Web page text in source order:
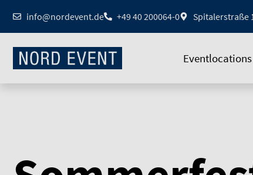
Zum
springen
info@nordevent.de +49 40 200064-0 Spitalerstraße
Eventlocations